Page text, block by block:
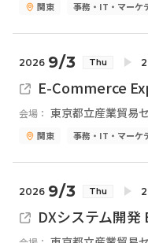
関東 事務・IT・マーケ
2026 9/3 Thu
E-Commerce
会場： 東京都立産業貿易
関東 事務・IT・マーケ
2026 9/3 Thu
DXシステム開発